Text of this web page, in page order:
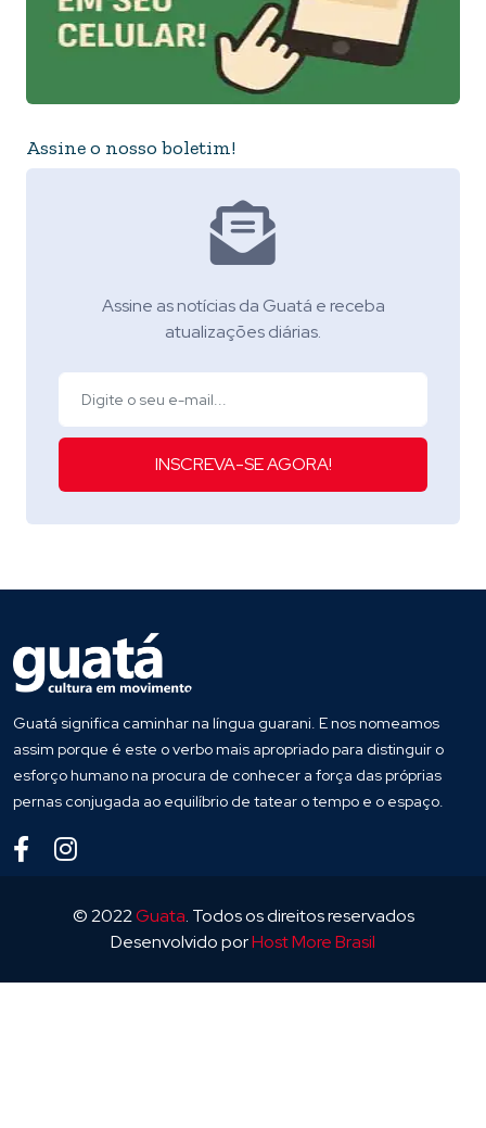
Assine o nosso boletim!
Assine as notícias da Guatá e receba
atualizações diárias.
INSCREVA-SE AGORA!
Guatá significa caminhar na língua guarani. E nos nomeamos
assim porque é este o verbo mais apropriado para distinguir o
esforço humano na procura de conhecer a força das próprias
pernas conjugada ao equilíbrio de tatear o tempo e o espaço.
© 2022Guata. Todos os direitos reservados
Desenvolvido porHost More Brasil